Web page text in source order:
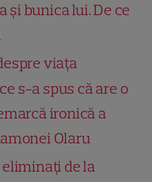
și bunica lui. De ce
viața
s-a spus că are o
ironică a
Olaru
de la